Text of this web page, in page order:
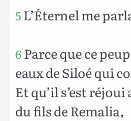
5L’Éternel me
6 Parce que ce
eaux de Siloé qui
Et qu’il s’est
du fils de Remalia,